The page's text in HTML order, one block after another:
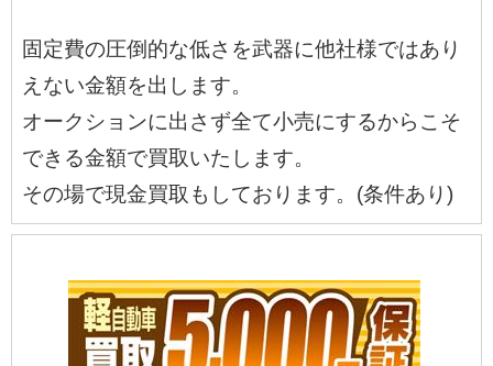
固定費の圧倒的な低さを武器に他社様ではあり
えない金額を出します。
オークションに出さず全て小売にするからこそ
できる金額で買取いたします。
その場で現金買取もしております。(条件あり)